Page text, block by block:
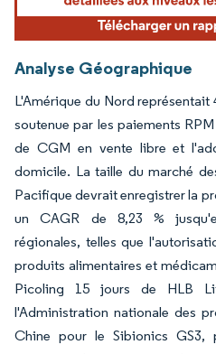
Analyse Géographique
L'Amérique du Nord représentait
soutenue par les paiements
de CGM en vente libre et
domicile. La taille du marché
Pacifique devrait enregistrer la
un CAGR de 8,23 %
régionales, telles que
produits alimentaires et
Picoling 15 jours de HLB
l'Administration nationale des
Chine pour le Sibionics GS3,